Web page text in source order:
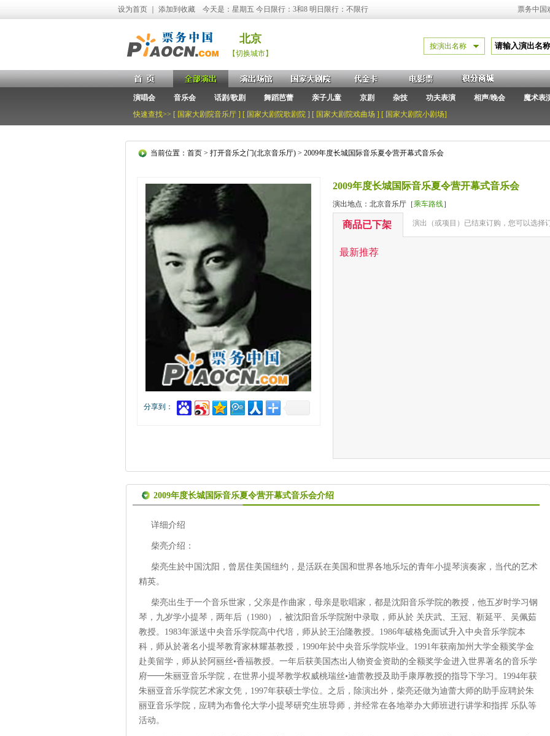
设为首页 添加到收藏 今天是：星期五 今日限行：3和8 明日限行：不限行 票务中
北京
【切换城市】
按演出名称
演唱会 音乐会 话剧/歌剧 舞蹈芭蕾 亲子儿童 京剧 杂技 功夫表演 相声/晚会
魔术表
快速查找>> [ 国家大剧院音乐厅 ] [ 国家大剧院歌剧院 ] [ 国家大剧院戏曲场 ] [ 国家大剧院小剧场]
当前位置： 首页> 打开音乐之门(北京音乐厅)> 2009年度长城国际音乐夏令营开幕式音乐会
分享到：
2009年度长城国际音乐夏令营开幕式音乐会
演出地点：北京音乐厅［乘车路线］
商品已下架 演出（或项目）已结束订购，您可以选择
最新推荐
2009年度长城国际音乐夏令营开幕式音乐会介绍
详细介绍
柴亮介绍：
柴亮生於中国沈阳，曾居住美国纽约，是活跃在美国和世界各地乐坛的青年小提琴演奏家，当代的艺术
精英。
柴亮出生于一个音乐世家，父亲是作曲家，母亲是歌唱家，都是沈阳音乐学院的教授，他五岁时学习钢
琴，九岁学小提琴，两年后（1980），被沈阳音乐学院附中录取，师从於 关庆武、王冠、靳延平、吴佩茹
教授。1983年派送中央音乐学院高中代培，师从於王治隆教授。1986年破格免面试升入中央音乐学院本
科，师从於著名小提琴教育家林耀基教授，1990年於中央音乐学院毕业。1991年获南加州大学全额奖学金
赴美留学，师从於阿丽丝•香福教授。一年后获美国杰出人物资金资助的全额奖学金进入世界著名的音乐学
府━━朱丽亚音乐学院，在世界小提琴教学权威桃瑞丝•迪蕾教授及助手康厚教授的指导下学习。1994年获
朱丽亚音乐学院艺术家文凭，1997年获硕士学位。之后，除演出外，柴亮还做为迪蕾大师的助手应聘於朱
丽亚音乐学院，应聘为布鲁伦大学小提琴研究生班导师，并经常在各地举办大师班进行讲学和指挥 乐队等
活动。